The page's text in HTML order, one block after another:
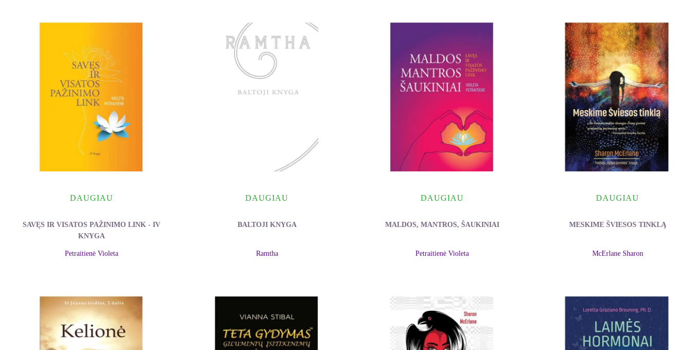
DAUGIAU
SAVĘS IR VISATOS PAŽINIMO LINK - IV
KNYGA
Petraitienė Violeta
DAUGIAU
BALTOJI KNYGA
Ramtha
DAUGIAU
MALDOS, MANTROS, ŠAUKINIAI
Petraitienė Violeta
DAUGIAU
MESKIME ŠVIESOS TINKLĄ
McErlane Sharon